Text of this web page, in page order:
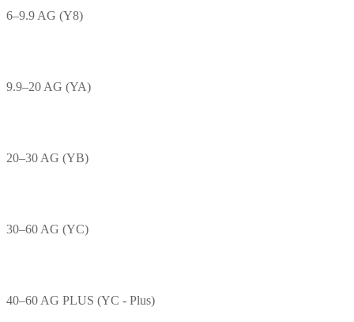
6–9.9 AG (Y8)
9.9–20 AG (YA)
20–30 AG (YB)
30–60 AG (YC)
40–60 AG PLUS (YC - Plus)